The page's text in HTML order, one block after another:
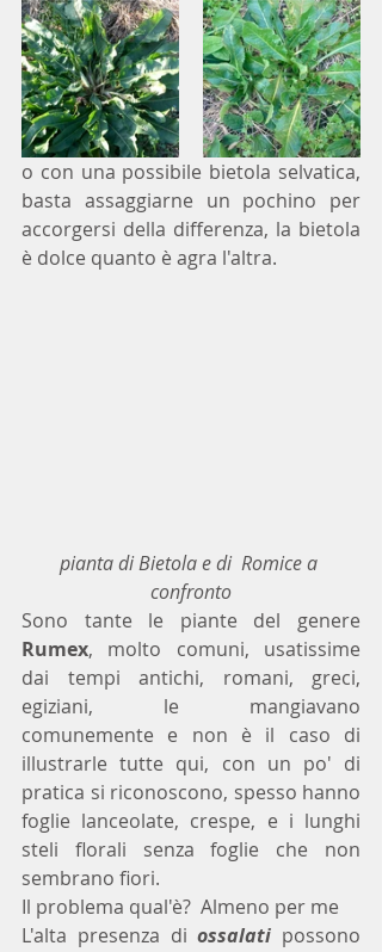
o con una possibile bietola selvatica,
basta assaggiarne un pochino per
accorgersi della differenza, la bietola
è dolce quanto è agra l'altra.
pianta di Bietola e di  Romice a
confronto
Rumex, molto comuni, usatissime
dai tempi antichi, romani, greci,
egiziani, le mangiavano
comunemente e non è il caso di
illustrarle tutte qui, con un po' di
pratica si riconoscono, spesso hanno
foglie lanceolate, crespe, e i lunghi
steli florali senza foglie che non
sembrano fiori.
Il problema qual'è?  Almeno per me
L'alta presenza di ossalati possono